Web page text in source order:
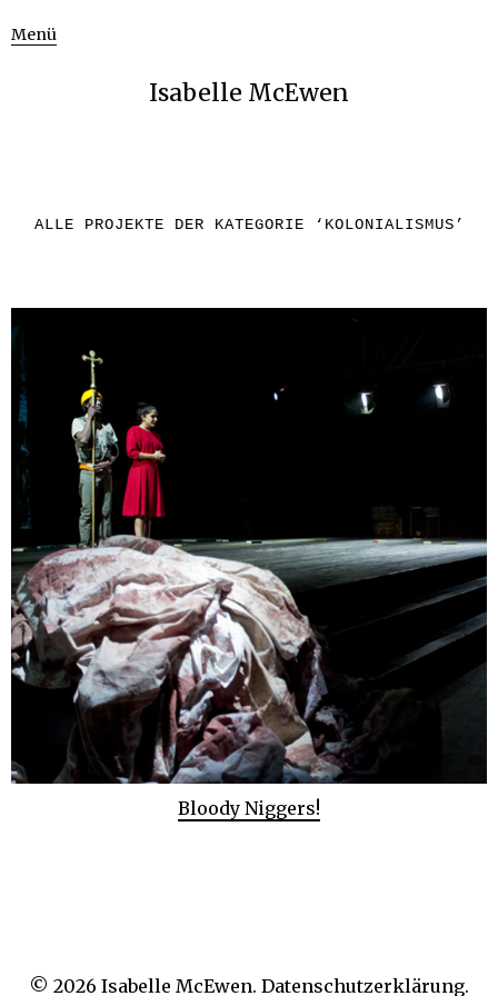
Menü
Isabelle McEwen
ALLE PROJEKTE DER KATEGORIE ‘ KOLONIALISMUS’
Bloody Niggers!
© 2026 Isabelle McEwen. Datenschutzerklärung